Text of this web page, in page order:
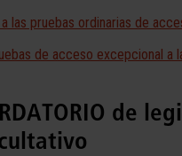
las pruebas ordinarias de
de acceso excepcional a
de